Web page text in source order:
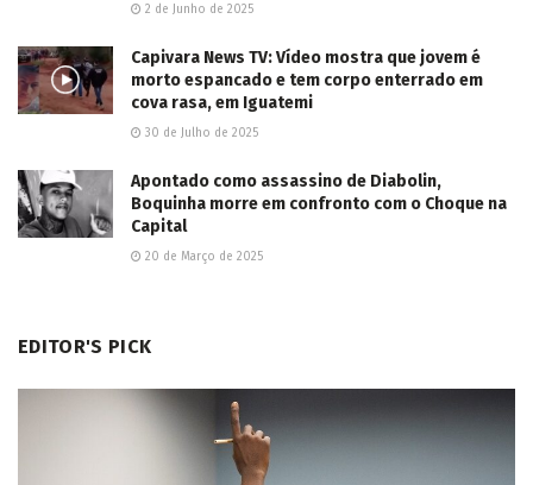
2 de Junho de 2025
Capivara News TV: Vídeo mostra que jovem é
morto espancado e tem corpo enterrado em
cova rasa, em Iguatemi
30 de Julho de 2025
Apontado como assassino de Diabolin,
Boquinha morre em confronto com o Choque na
Capital
20 de Março de 2025
EDITOR'S PICK